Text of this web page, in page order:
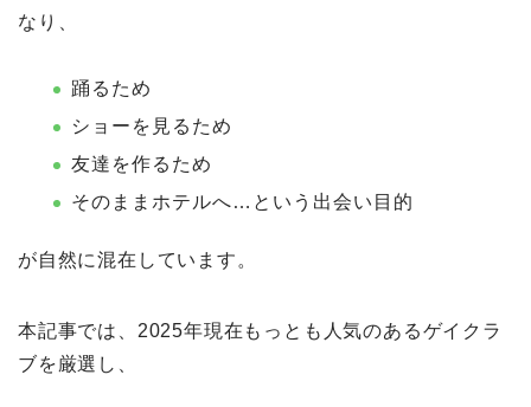
なり、
踊るため
ショーを見るため
友達を作るため
そのままホテルへ…という出会い目的
が自然に混在しています。
本記事では、2025年現在もっとも人気のあるゲイクラ
ブを厳選し、